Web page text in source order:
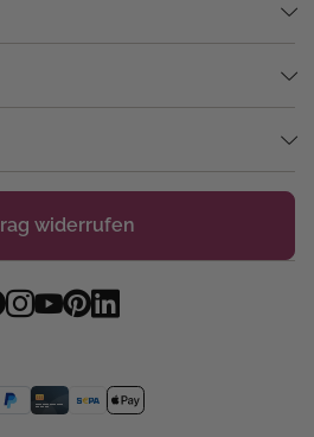
widerrufen